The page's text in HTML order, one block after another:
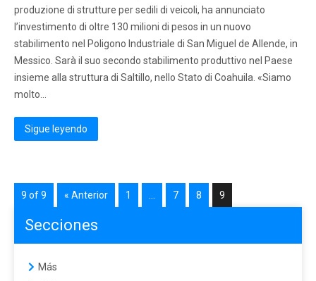
produzione di strutture per sedili di veicoli, ha annunciato
l’investimento di oltre 130 milioni di pesos in un nuovo
stabilimento nel Poligono Industriale di San Miguel de Allende, in
Messico. Sarà il suo secondo stabilimento produttivo nel Paese
insieme alla struttura di Saltillo, nello Stato di Coahuila. «Siamo
molto…
Sigue leyendo
9 of 9 « Anterior 1 7 8 9
Secciones
Más